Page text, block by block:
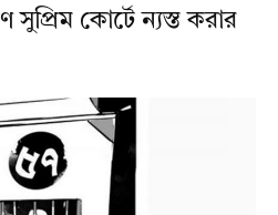
সুপ্রিম কোর্টে ন্যস্ত করার